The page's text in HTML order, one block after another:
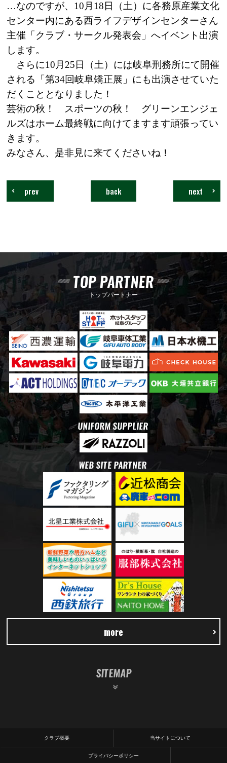
…なのですが、10月18日（土）に各務原産業文化
センター内にある西ライフデザインセンターさん
主催「クラブ・サークル発表会」へイベント出演
します。
さらに10月25日（土）には岐阜刑務所にて開催
される「第34回岐阜矯正展」にも出演させていた
だくこととなりました！
芸術の秋！ スポーツの秋！ グリーンエンジェ
ルズはホーム最終戦に向けてますます頑張ってい
きます。
みなさん、是非見に来てくださいね！
next
back
prev
TOP PARTNER
トップパートナー
UNIFORM SUPPLIER
WEB SITE PARTNER
more
SITEMAP
クラブ概要 当サイトについて
プライバシーポリシー